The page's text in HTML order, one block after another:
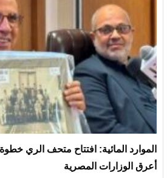
الموارد المائية: افتتاح متحف الري
أعرق الوزارات المصرية